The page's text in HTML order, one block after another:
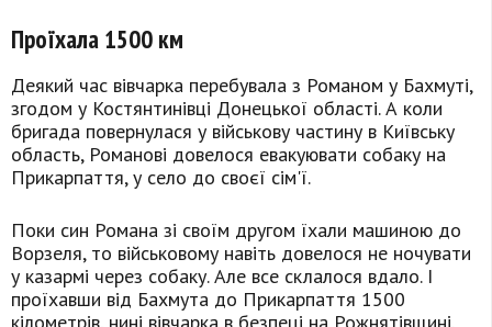
Проїхала 1500 км
Деякий час вівчарка перебувала з Романом у Бахмуті,
згодом у Костянтинівці Донецької області. А коли
бригада повернулася у військову частину в Київську
область, Романові довелося евакуювати собаку на
Прикарпаття, у село до своєї сім'ї.
Поки син Романа зі своїм другом їхали машиною до
Ворзеля, то військовому навіть довелося не ночувати
у казармі через собаку. Але все склалося вдало. І
проїхавши від Бахмута до Прикарпаття 1500